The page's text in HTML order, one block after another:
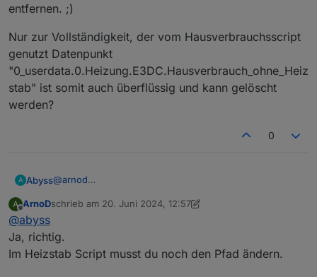
Hausverbrauch von ORuessel übernommen und um
entfernen. ;)
Nur zur Vollständigkeit, der vom Hausverbrauchsscript
genutzt Datenpunkt
"0_userdata.0.Heizung.E3DC.Hausverbrauch_ohne_Heiz
stab" ist somit auch überflüssig und kann gelöscht
werden?
0
A Abyss@arnod
Dann werd ich das Hausverbrauchsscript mal wieder
Nur zur Vollständigkeit, der vom Hausverbrauchsscript
"0_userdata.0.Heizung.E3DC.Hausverbrauch_ohne_Heiz
stab" ist somit auch überflüssig und kann gelöscht
werden?
A
Offline
ArnoDschrieb am 20. Juni 2024, 12:57
zuletzt editiert von ArnoD
@abyss
Ja, richtig.
Im Heizstab Script musst du noch den Pfad ändern.